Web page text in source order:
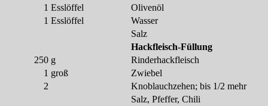
1 Esslöffel
Olivenöl
1 Esslöffel
Wasser
Salz
Hackfleisch-Füllung
250 g
Rinderhackfleisch
1 groß
Zwiebel
2
Knoblauchzehen; bis 1/2 mehr
Salz, Pfeffer, Chili